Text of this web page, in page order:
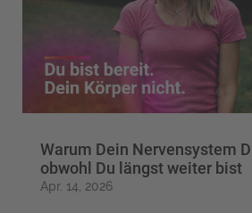
Warum Dein Nervensystem
obwohl Du längst weiter bist
Apr. 14, 2026